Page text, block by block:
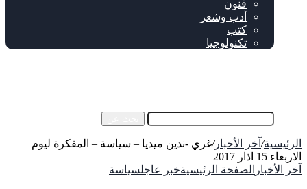
فنون
أدب وشعر
كتب
تكنولوجيا
الرئيسية/ آخر الأخبار/غري -ندين ميديا – سياسة – المفكرة ليوم
الاربعاء 15 اذار 2017
آخر الأخبار الصفحة الرئيسيةخبر عاجلسياسة